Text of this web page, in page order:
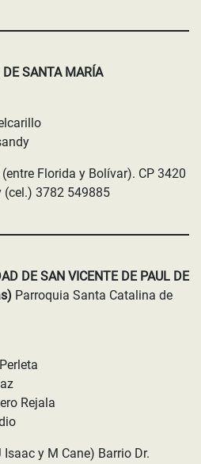
SANTA MARÍA
Florida y Bolívar). CP 3420
(cel.) 3782 549885
DE SAN VICENTE DE PAUL DE
Parroquia Santa Catalina de
Rejala
y M Cane) Barrio Dr.